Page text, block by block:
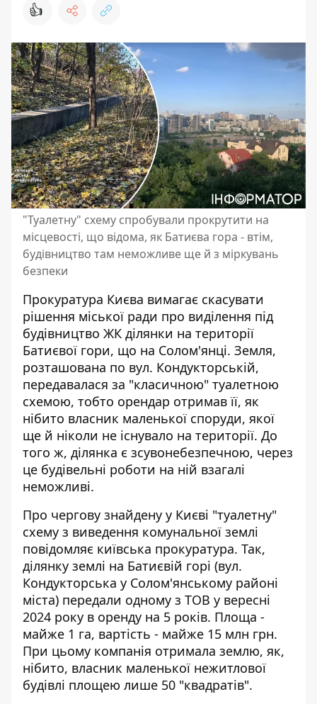
👍
"Туалетну" схему спробували прокрутити на
місцевості, що відома, як Батиєва гора - втім,
будівництво там неможливе ще й з міркувань
безпеки
Прокуратура Києва вимагає скасувати
рішення міської ради про виділення під
будівництво ЖК ділянки на території
Батиєвої гори, що на Солом'янці. Земля,
розташована по вул. Кондукторській,
передавалася за "класичною" туалетною
схемою, тобто орендар отримав її, як
нібито власник маленької споруди, якої
ще й ніколи не існувало на території. До
того ж, ділянка є зсувонебезпечною, через
це будівельні роботи на ній взагалі
неможливі.
Про чергову знайдену у Києві "туалетну"
схему з виведення комунальної землі
повідомляє київська прокуратура. Так,
ділянку землі на Батиєвій горі (вул.
Кондукторська у Солом'янському районі
міста) передали одному з ТОВ у вересні
2024 року в оренду на 5 років. Площа -
майже 1 га, вартість - майже 15 млн грн.
При цьому компанія отримала землю, як,
нібито, власник маленької нежитлової
будівлі площею лише 50 "квадратів".